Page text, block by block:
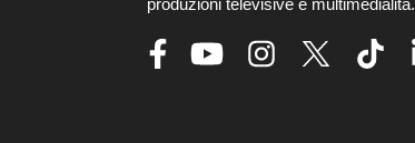
produzioni televisive e multimedialità.